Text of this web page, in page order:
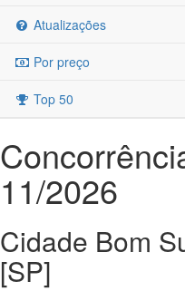
Atualizações
Por preço
Top 50
11/2026
Cidade Bom
[SP]